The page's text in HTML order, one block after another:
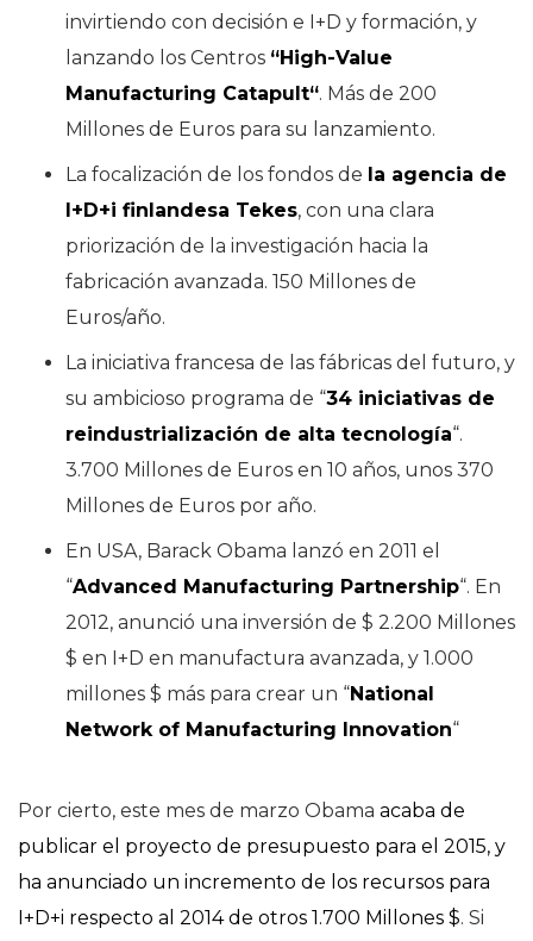
invirtiendo con decisión e I+D y formación, y
lanzando los Centros “High-Value
Manufacturing Catapult“. Más de 200
Millones de Euros para su lanzamiento.
La focalización de los fondos de la agencia de
I+D+i finlandesa Tekes, con una clara
priorización de la investigación hacia la
fabricación avanzada. 150 Millones de
Euros/año.
La iniciativa francesa de las fábricas del futuro, y
su ambicioso programa de “34 iniciativas de
reindustrialización de alta tecnología“.
3.700 Millones de Euros en 10 años, unos 370
Millones de Euros por año.
En USA, Barack Obama lanzó en 2011 el
“Advanced Manufacturing Partnership“. En
2012, anunció una inversión de $ 2.200 Millones
$ en I+D en manufactura avanzada, y 1.000
millones $ más para crear un “National
Network of Manufacturing Innovation“
Por cierto, este mes de marzo Obama acaba de
publicar el proyecto de presupuesto para el 2015, y
ha anunciado un incremento de los recursos para
I+D+i respecto al 2014 de otros 1.700 Millones $. Si